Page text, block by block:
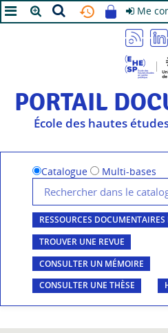
Me
PORTAIL
École des hautes
Catalogue Multi-bases
RESSOURCES
TROUVER UNE REVUE
CONSULTER UN MÉMOIRE
CONSULTER UNE THÈSE